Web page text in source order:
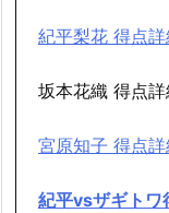
紀平梨花 得点
坂本花織 得点
宮原知子 得点
紀平vsザギトワ